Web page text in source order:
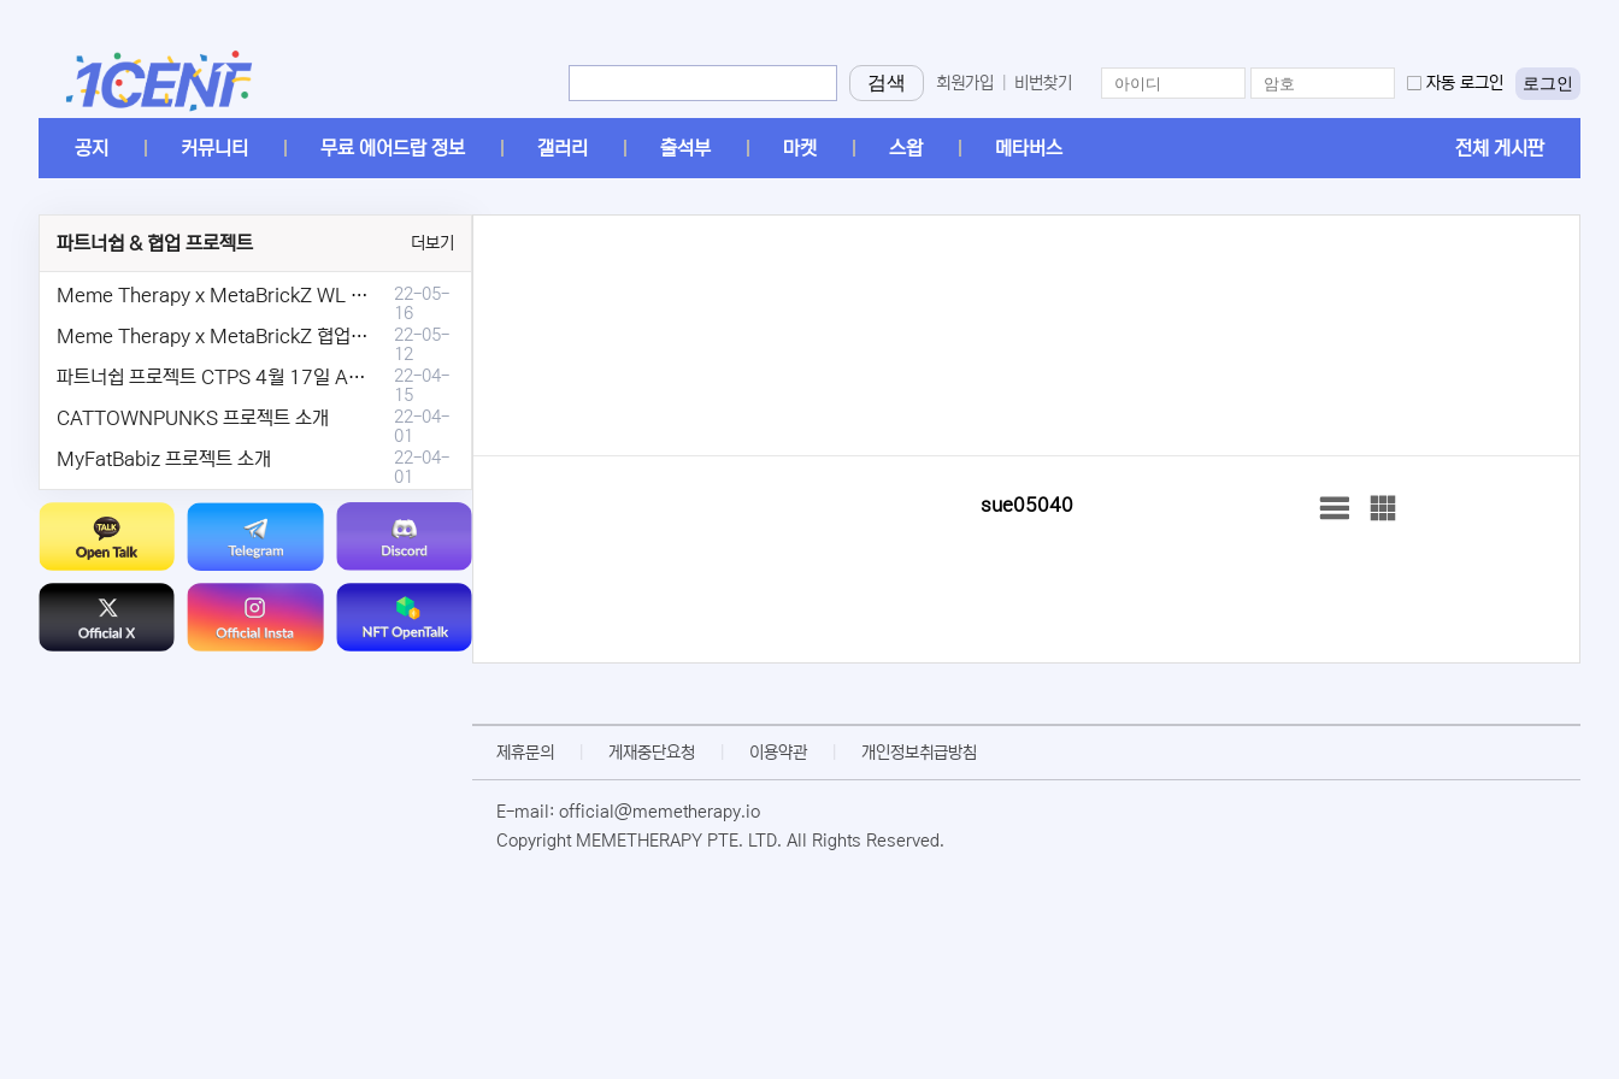
검색 회원가입 비번찾기 자동 로그인 로그인
공지 커뮤니티 무료 에어드랍 정보 갤러리 출석부 마켓 스왑 메타버스 전체 게시판
파트너쉽 & 협업 프로젝트 더보기
Meme Therapy x MetaBrickZ WL & AriDrop 이벤트 결과안내!
22-05-
16
Meme Therapy x MetaBrickZ 협업 & WL , AriDrop 이벤트 안내
22-05-
12
파트너쉽 프로젝트 CTPS 4월 17일 AMA안내.
22-04-
15
CATTOWNPUNKS 프로젝트 소개
22-04-
01
MyFatBabiz 프로젝트 소개
22-04-
01
sue05040
제휴문의 게재중단요청 이용약관 개인정보취급방침
E-mail: official@memetherapy.io
Copyright MEMETHERAPY PTE. LTD. All Rights Reserved.